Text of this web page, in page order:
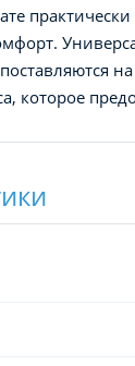
которое